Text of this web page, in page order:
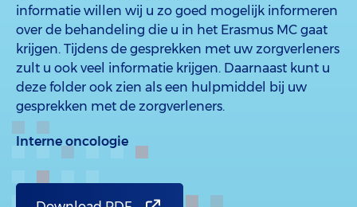
informatie willen wij u zo goed mogelijk informeren
over de behandeling die u in het Erasmus MC gaat
krijgen. Tijdens de gesprekken met uw zorgverleners
zult u ook veel informatie krijgen. Daarnaast kunt u
deze folder ook zien als een hulpmiddel bij uw
gesprekken met de zorgverleners.
Interne oncologie